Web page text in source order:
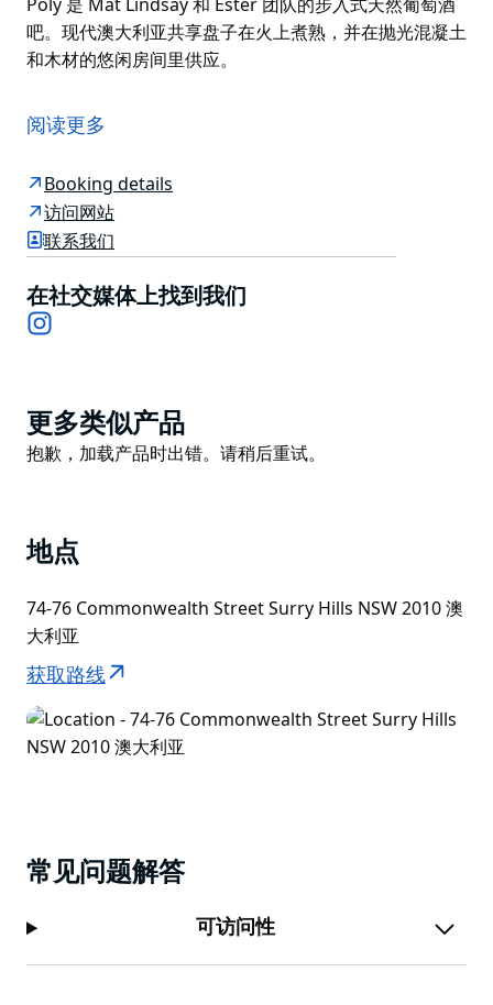
吧。现代澳大利亚共享盘子在火上煮熟，并在抛光混凝土
和木材的悠闲房间里供应。
吧。现代澳大利亚共享盘子在火上煮熟，并在抛光混凝土
和木材的悠闲房间里供应。
阅读更多
Booking details
访问网站
联系我们
在社交媒体上找到我们
Product
List
更多类似产品
Product
抱歉，加载产品时出错。请稍后重试。
地点
74-76 Commonwealth Street Surry Hills NSW 2010 澳
大利亚
获取路线
常见问题解答
可访问性